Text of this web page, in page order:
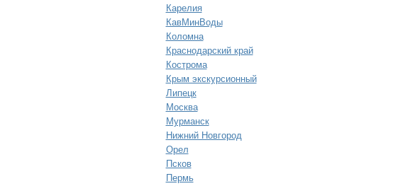
Карелия
КавМинВоды
Коломна
Краснодарский край
Кострома
Крым экскурсионный
Липецк
Москва
Мурманск
Нижний Новгород
Орел
Псков
Пермь